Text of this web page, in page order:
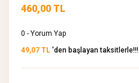
460,00 TL
0 - Yorum Yap
49,07 TL 'den başlayan taksitlerle!!!